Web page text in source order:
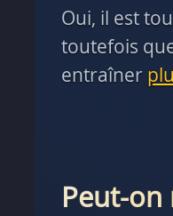
Oui, il est
toutefois
entraîner
Peut-on